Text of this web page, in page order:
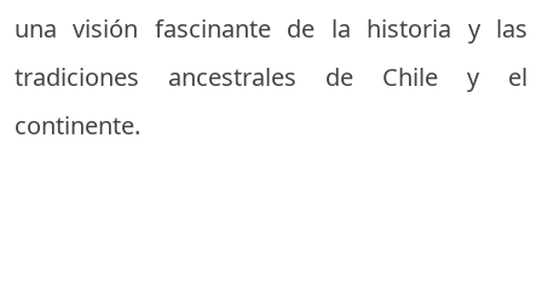
una visión fascinante de la historia y las
tradiciones ancestrales de Chile y el
continente.